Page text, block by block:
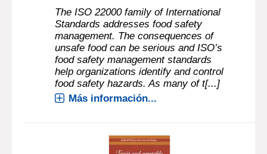
The ISO 22000 family of International
Standards addresses food safety
management. The consequences of
unsafe food can be serious and ISO’s
food safety management standards
help organizations identify and control
food safety hazards. As many of t[...]
Más información...